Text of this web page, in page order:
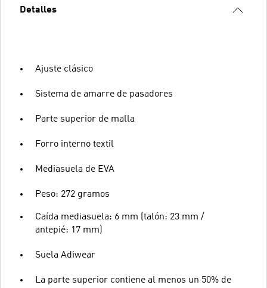
Detalles
Ajuste clásico
Sistema de amarre de pasadores
Parte superior de malla
Forro interno textil
Mediasuela de EVA
Peso: 272 gramos
Caída mediasuela: 6 mm (talón: 23 mm /
antepié: 17 mm)
Suela Adiwear
La parte superior contiene al menos un 50% de